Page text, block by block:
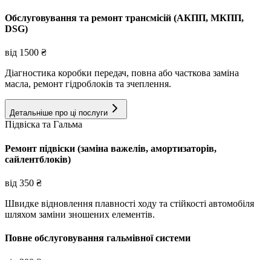
Обслуговування та ремонт трансмісій (АКПП, МКПП,
DSG)
від 1500 ₴
Діагностика коробки передач, повна або часткова заміна
масла, ремонт гідроблоків та зчеплення.
Детальніше про ці послуги
Підвіска та Гальма
Ремонт підвіски (заміна важелів, амортизаторів,
сайлентблоків)
від 350 ₴
Швидке відновлення плавності ходу та стійкості автомобіля
шляхом заміни зношених елементів.
Повне обслуговування гальмівної системи